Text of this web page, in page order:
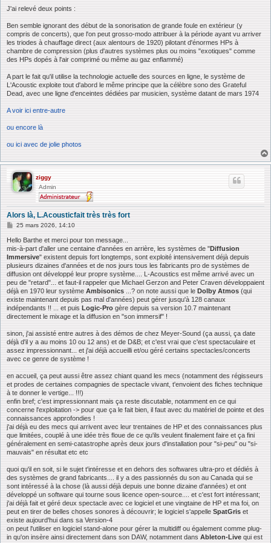
J'ai relevé deux points :
Ben semble ignorant des début de la sonorisation de grande foule en extérieur (y
compris de concerts), que l'on peut grosso-modo attribuer à la période ayant vu arriver
les triodes à chauffage direct (aux alentours de 1920) pilotant d'énormes HPs à
chambre de compression (plus d'autres systèmes plus ou moins "exotiques" comme
des HPs dopés à l'air comprimé ou même au gaz enflammé)
A part le fait qu'il utilise la technologie actuelle des sources en ligne, le système de
L'Acoustic exploite tout d'abord le même principe que la célèbre sono des Grateful
Dead, avec une ligne d'enceintes dédiées par musicien, système datant de mars 1974
A voir ici entre-autre
ou encore là
ou ici avec de jolie photos
ziggy
Admin
Alors là, L.Acousticfait très très fort
M
s
s
g
e
25 mars 2026, 14:10
Hello Barthe et merci pour ton message...
mis-à-part d'aller une centaine d'années en arrière, les systèmes de "Diffusion
Immersive" existent depuis fort longtemps, sont exploité intensivement déjà depuis
plusieurs dizaines d'années et de nos jours tous les fabricants pro de systèmes de
diffusion ont développé leur propre système.... L-Acoustics est même arrivé avec un
peu de "retard"... et faut-il rappeler que Michael Gerzon and Peter Craven développaient
déjà en 1970 leur système Ambisonics ...? on note aussi que le Dolby Atmos (qui
existe maintenant depuis pas mal d'années) peut gérer jusqu'à 128 canaux
indépendants !! ... et puis Logic-Pro gère depuis sa version 10.7 maintenant
directement le mixage et la diffusion en "son immersif" !
sinon, j'ai assisté entre autres à des démos de chez Meyer-Sound (ça aussi, ça date
déjà d'il y a au moins 10 ou 12 ans) et de D&B; et c'est vrai que c'est spectaculaire et
assez impressionnant... et j'ai déjà accueilli et/ou géré certains spectacles/concerts
avec ce genre de système !
en accueil, ça peut aussi être assez chiant quand les mecs (notamment des régisseurs
et prodes de certaines compagnies de spectacle vivant, t'envoient des fiches technique
à te donner le vertige... !!!)
enfin bref; c'est impressionnant mais ça reste discutable, notamment en ce qui
concerne l'exploitation -> pour que ça le fait bien, il faut avec du matériel de pointe et des
connaissances approfondies !
j'ai déjà eu des mecs qui arrivent avec leur trentaines de HP et des connaissances plus
que limitées, couplé à une idée très floue de ce qu'ils veulent finalement faire et ça fini
généralement en semi-catastrophe après deux jours d'installation pour "si-peu" ou "si-
mauvais" en résultat etc etc
quoi qu'il en soit, si le sujet t'intéresse et en dehors des softwares ultra-pro et dédiés à
des systèmes de grand fabricants.... il y a des passionnés du son au Canada qui se
sont intéressé à la chose (là aussi déjà depuis une bonne dizaine d'années) et ont
développé un software qui tourne sous licence open-source.... et c'est fort intéressant;
j'ai déjà fait et géré deux spectacle avec ce logiciel et une vingtaine de HP et ma foi, on
peut en tirer de belles choses sonores à découvrir; le logiciel s'appelle SpatGris et
existe aujourd'hui dans sa Version-4
on peut l'utiliser en logiciel stand-alone pour gérer la multidiff ou également comme plug-
in qu'on insère ainsi directement dans son DAW, notamment dans Ableton-Live qui est